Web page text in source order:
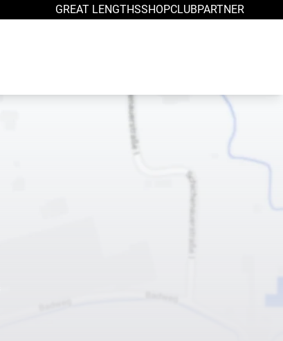
GREAT LENGTHSSHOPCLUBPARTNER